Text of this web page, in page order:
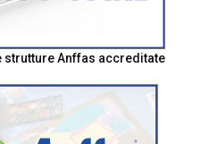
strutture Anffas accreditate